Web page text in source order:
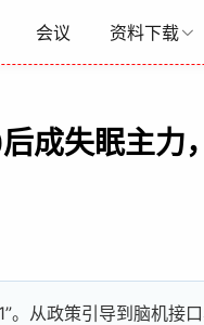
会议 资料下载
成失眠主力
。从政策引导到脑机接